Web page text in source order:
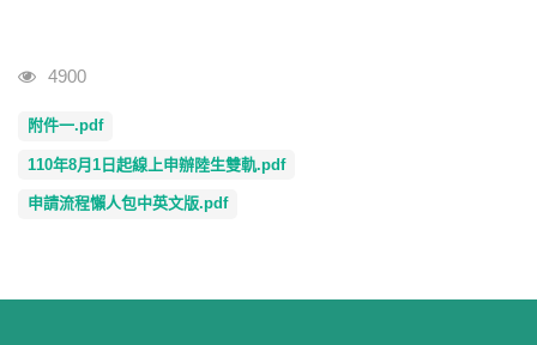
瀏覽人次
4900
附件一.pdf
110年8月1日起線上申辦陸生雙軌.pdf
申請流程懶人包中英文版.pdf